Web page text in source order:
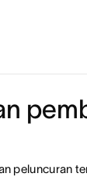
peluncuran